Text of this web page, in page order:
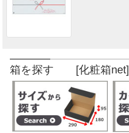
箱を探す [化粧箱net]